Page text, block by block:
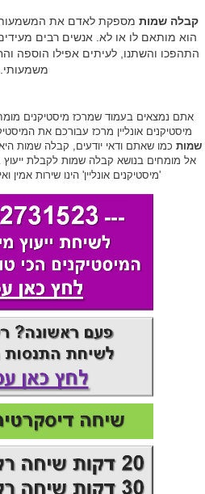
קבלה שמות מספקת לאדם את
הוא מותאם לו או לא. אנשים רבים
התהפכו והשתנו, לעיתים אפילו הוספה
משמעותי.
אתם נמצאים בעמוד שמרכז מיסטיקנים
מיסטיקנים אונליין מרכז עבורכם את
שמות כמו שאתם ודאי יודעים, קבלה שמות
אל מומחים בנושא קבלה שמות לקבלת ייעוץ
'מיסטיקנים אונליין' הינו שירות